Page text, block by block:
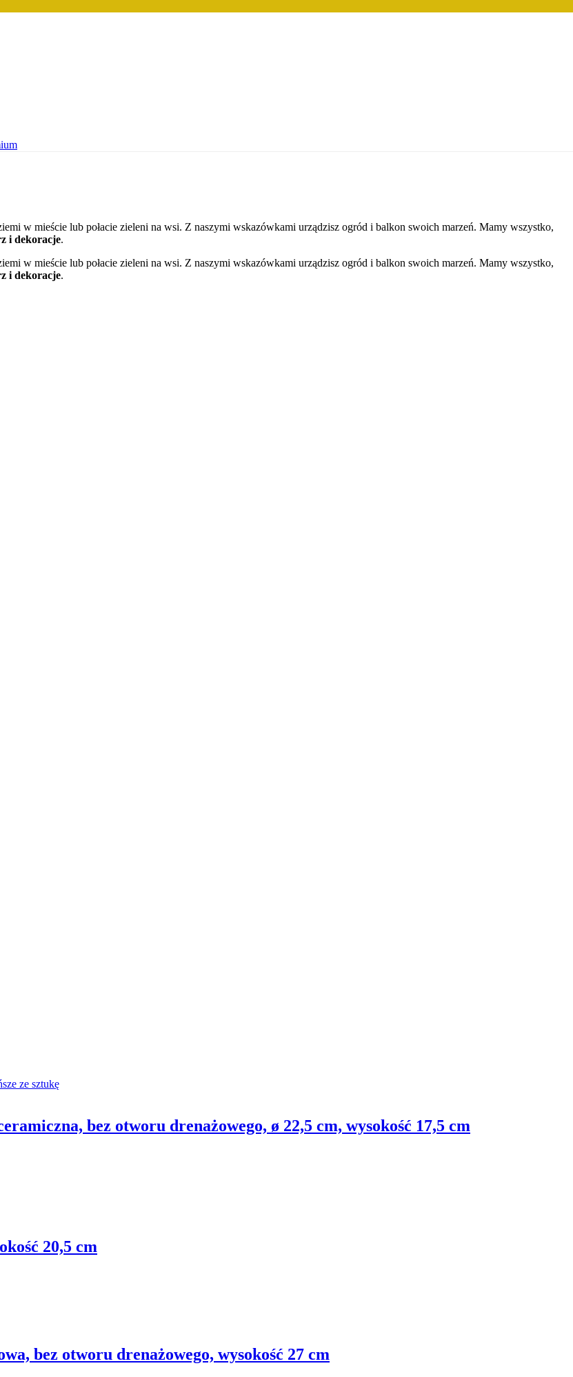
w mieście lub połacie zieleni na wsi. Z naszymi wskazówkami urządzisz ogród i balkon swoich marzeń. Mamy wszystko,
i dekoracje.
w mieście lub połacie zieleni na wsi. Z naszymi wskazówkami urządzisz ogród i balkon swoich marzeń. Mamy wszystko,
i dekoracje.
ze sztukę
bez otworu drenażowego, ø 22,5 cm, wysokość 17,5 cm
20,5 cm
bez otworu drenażowego, wysokość 27 cm